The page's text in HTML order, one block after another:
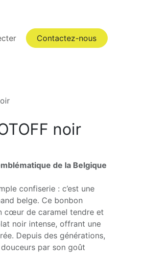
Contactez-nous
noir
de la Belgique
confiserie : c’est une
belge. Ce bonbon
cœur de caramel tendre et
noir intense, offrant une
Depuis des générations,
par son goût